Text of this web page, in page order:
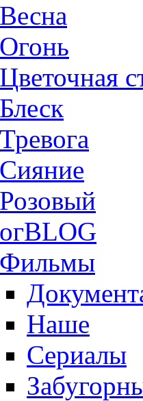
Весна
Огонь
Цветочная
Блеск
Тревога
Сияние
Розовый
BLOG
Фильмы
Наше
Сериалы